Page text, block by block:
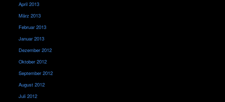
April 2013
März 2013
Februar 2013
Januar 2013
Dezember 2012
Oktober 2012
September 2012
August 2012
Juli 2012